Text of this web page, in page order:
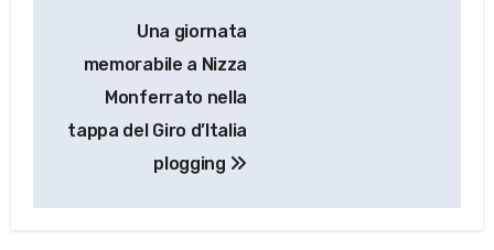
articoli
Una giornata
memorabile a Nizza
Monferrato nella
tappa del Giro d’Italia
plogging